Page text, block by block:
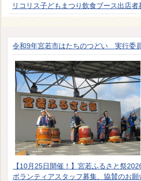
リコリス子どもまつり飲食ブース出店者
令和9年宮若市はたちのつどい 実行委
【10月25日開催！】宮若ふるさと祭
ボランティアスタッフ募集、協賛のお願